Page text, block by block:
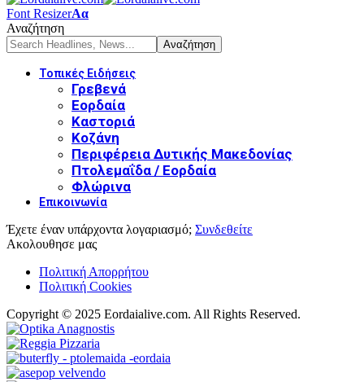
Font ResizerΑα
Αναζήτηση
Τοπικές Ειδήσεις
Γρεβενά
Εορδαία
Καστοριά
Κοζάνη
Περιφέρεια Δυτικής Μακεδονίας
Πτολεμαΐδα / Εορδαία
Φλώρινα
Επικοινωνία
Έχετε έναν υπάρχοντα λογαριασμό; Συνδεθείτε
Ακολουθησε μας
Πολιτική Απορρήτου
Πολιτική Cookies
Copyright © 2025 Eordaialive.com. All Rights Reserved.